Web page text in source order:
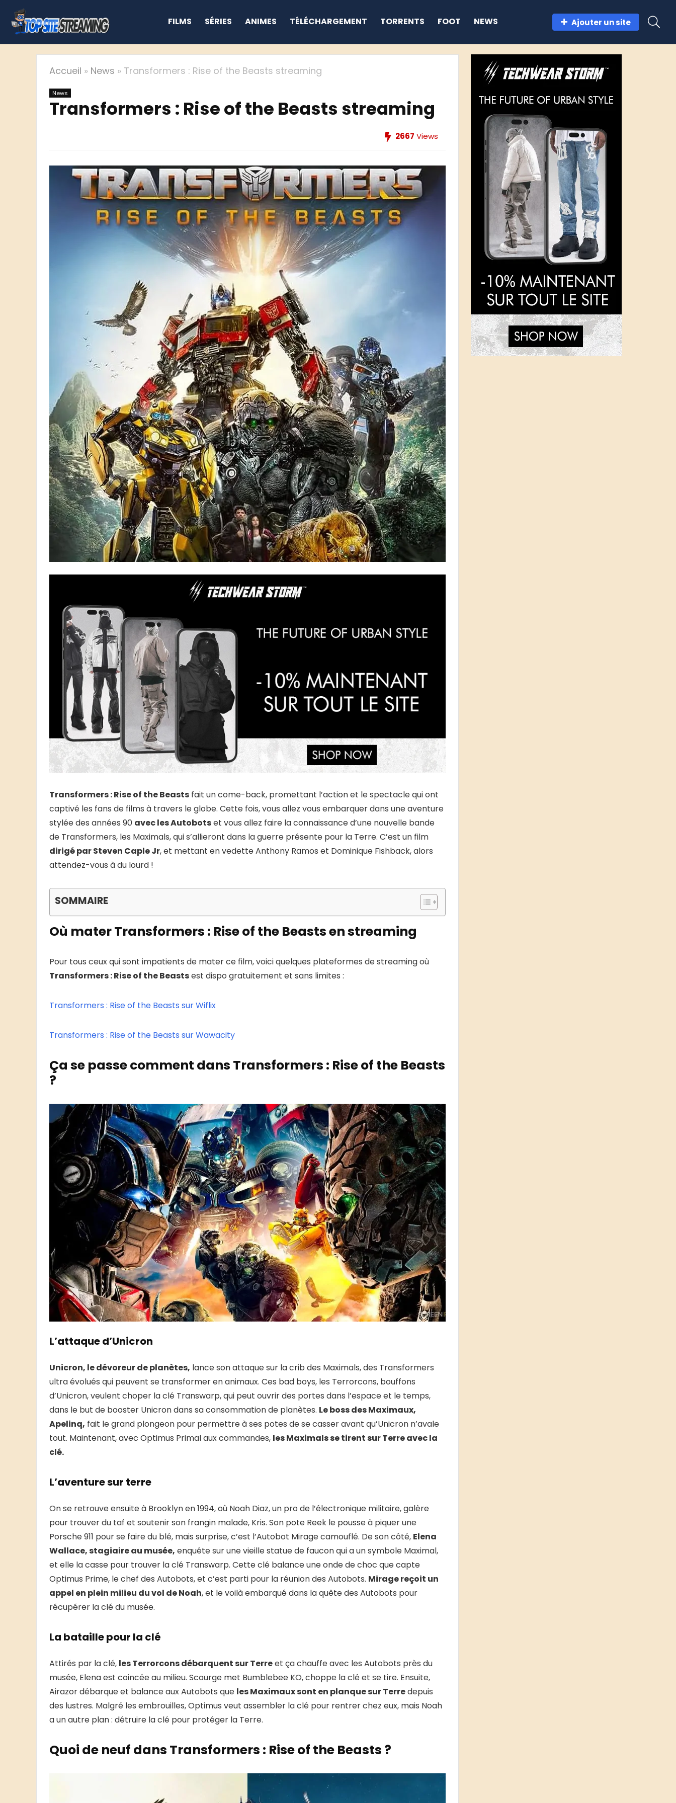
FILMS SÉRIES ANIMES TÉLÉCHARGEMENT TORRENTS FOOT NEWS Ajouter un site
Accueil » News » Transformers : Rise of the Beasts streaming
News
Transformers : Rise of the Beasts streaming
2667 Views
Transformers : Rise of the Beasts fait un come-back, promettant l’action et le spectacle qui ont
captivé les fans de films à travers le globe. Cette fois, vous allez vous embarquer dans une aventure
stylée des années 90 avec les Autobotset vous allez faire la connaissance d’une nouvelle bande
de Transformers, les Maximals, qui s’allieront dans la guerre présente pour la Terre. C’est un film
dirigé par Steven Caple Jr, et mettant en vedette Anthony Ramos et Dominique Fishback, alors
attendez-vous à du lourd !
SOMMAIRE
Où mater Transformers : Rise of the Beasts en streaming
Pour tous ceux qui sont impatients de mater ce film, voici quelques plateformes de streaming où
Transformers : Rise of the Beastsest dispo gratuitement et sans limites :
Transformers : Rise of the Beasts sur Wiflix
Transformers : Rise of the Beasts sur Wawacity
Ça se passe comment dans Transformers : Rise of the Beasts
?
L’attaque d’Unicron
Unicron, le dévoreur de planètes, lance son attaque sur la crib des Maximals, des Transformers
ultra évolués qui peuvent se transformer en animaux. Ces bad boys, les Terrorcons, bouffons
d’Unicron, veulent choper la clé Transwarp, qui peut ouvrir des portes dans l’espace et le temps,
dans le but de booster Unicron dans sa consommation de planètes. Le boss des Maximaux,
Apelinq, fait le grand plongeon pour permettre à ses potes de se casser avant qu’Unicron n’avale
tout. Maintenant, avec Optimus Primal aux commandes, les Maximals se tirent sur Terre avec la
clé.
L’aventure sur terre
On se retrouve ensuite à Brooklyn en 1994, où Noah Diaz, un pro de l’électronique militaire, galère
pour trouver du taf et soutenir son frangin malade, Kris. Son pote Reek le pousse à piquer une
Porsche 911 pour se faire du blé, mais surprise, c’est l’Autobot Mirage camouflé. De son côté, Elena
Wallace, stagiaire au musée, enquête sur une vieille statue de faucon qui a un symbole Maximal,
et elle la casse pour trouver la clé Transwarp. Cette clé balance une onde de choc que capte
Optimus Prime, le chef des Autobots, et c’est parti pour la réunion des Autobots. Mirage reçoit un
appel en plein milieu du vol de Noah, et le voilà embarqué dans la quête des Autobots pour
récupérer la clé du musée.
La bataille pour la clé
Attirés par la clé, les Terrorcons débarquent sur Terreet ça chauffe avec les Autobots près du
musée, Elena est coincée au milieu. Scourge met Bumblebee KO, choppe la clé et se tire. Ensuite,
Airazor débarque et balance aux Autobots que les Maximaux sont en planque sur Terredepuis
des lustres. Malgré les embrouilles, Optimus veut assembler la clé pour rentrer chez eux, mais Noah
a un autre plan : détruire la clé pour protéger la Terre.
Quoi de neuf dans Transformers : Rise of the Beasts ?